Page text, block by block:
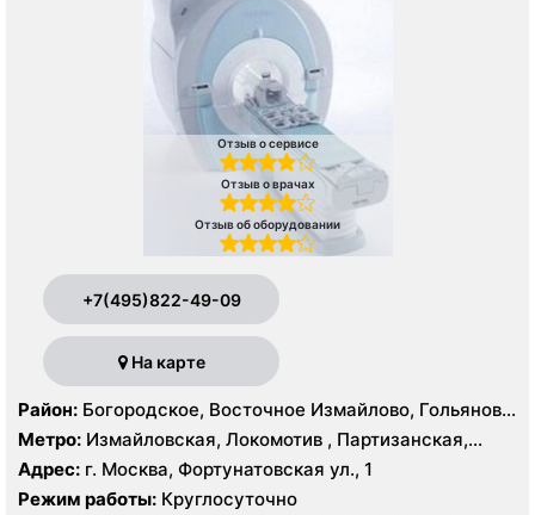
Отзыв о сервисе
Отзыв о врачах
Отзыв об оборудовании
+7(495)822-49-09
На карте
Район: Богородское, Восточное Измайлово, Гольяново,
Измайлово, Соколиная Гора
Метро: Измайловская, Локомотив , Партизанская,
Преображенская площадь, Черкизовская
Адрес: г. Москва, Фортунатовская ул., 1
Режим работы: Круглосуточно